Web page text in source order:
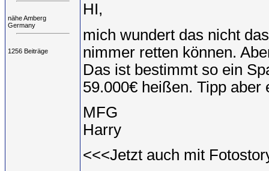
nähe Amberg
Germany
1256 Beiträge
HI,
mich wundert das nicht
nimmer retten können.
Das ist bestimmt so ein
59.000€ heißen. Tipp aber
MFG
Harry
<<<Jetzt auch mit